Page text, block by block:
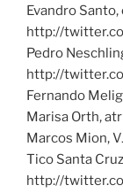
Evandro Santo,
http://
Pedro
http://
Fernando
Marisa Orth,
Marcos Mion,
Tico Santa
http://